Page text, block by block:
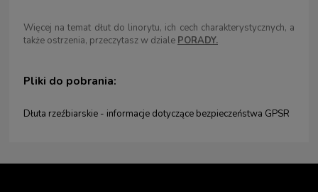
Więcej na temat dłut do linorytu, ich cech charakterystycznych, a
także ostrzenia, przeczytasz w dziale PORADY.
Pliki do pobrania:
Dłuta rzeźbiarskie - informacje dotyczące bezpieczeństwa GPSR